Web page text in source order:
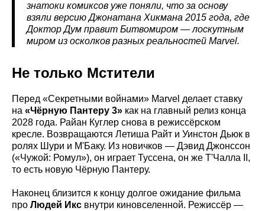
знатоки комиксов уже поняли, что за основу
взяли версию Джонатана Хикмана 2015 года, где
Доктор Дум правит Битвомиром — лоскутным
миром из осколков разных реальностей Marvel.
Не только Мстители
Перед «Секретными войнами» Marvel делает ставку
на «Чёрную Пантеру 3» как на главный релиз конца
2028 года. Райан Куглер снова в режиссёрском
кресле. Возвращаются Летиша Райт и Уинстон Дьюк в
ролях Шури и М'Баку. Из новичков — Дэвид Джонссон
(«Чужой: Ромул»), он играет Туссена, он же Т'Чалла II,
то есть новую Чёрную Пантеру.
Наконец близится к концу долгое ожидание фильма
про Людей Икс внутри киновселенной. Режиссёр —